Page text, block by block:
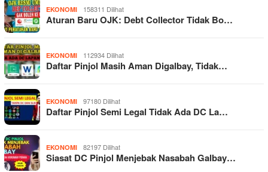
EKONOMI 158311 Dilihat
Aturan Baru OJK: Debt Collector Tidak Bo…
EKONOMI 112934 Dilihat
Daftar Pinjol Masih Aman Digalbay, Tidak…
EKONOMI 97180 Dilihat
Daftar Pinjol Semi Legal Tidak Ada DC La…
EKONOMI 82197 Dilihat
Siasat DC Pinjol Menjebak Nasabah Galbay…